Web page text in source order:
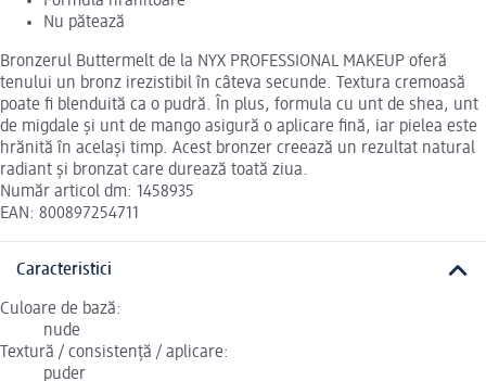
Nu pătează
Bronzerul Buttermelt de la NYX PROFESSIONAL MAKEUP oferă
tenului un bronz irezistibil în câteva secunde. Textura cremoasă
poate fi blenduită ca o pudră. În plus, formula cu unt de shea, unt
de migdale și unt de mango asigură o aplicare fină, iar pielea este
hrănită în același timp. Acest bronzer creează un rezultat natural
radiant și bronzat care durează toată ziua.
Număr articol dm: 1458935
EAN: 800897254711
Caracteristici
Culoare de bază:
nude
Textură / consistență / aplicare:
puder